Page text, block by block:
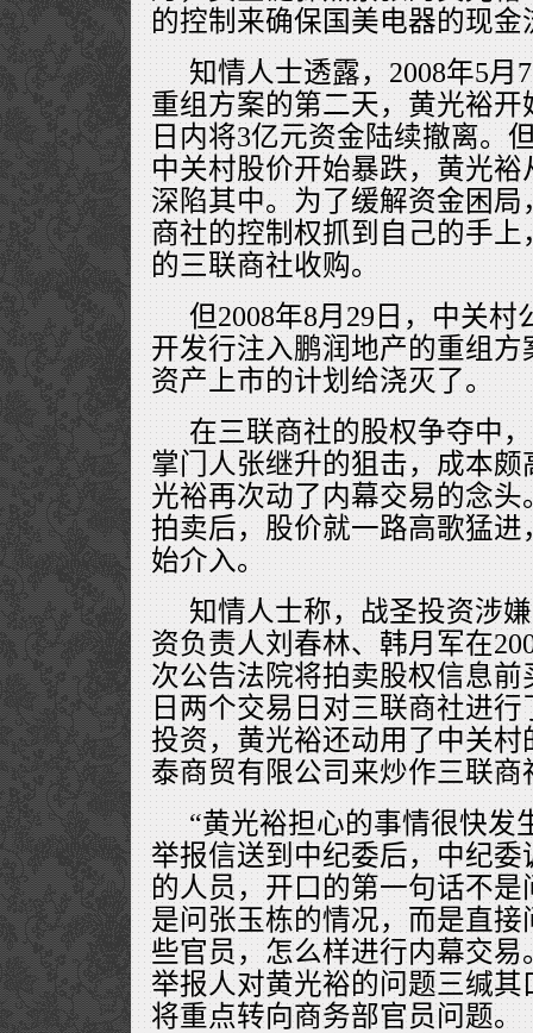
的控制来确保国美电器的现金
知情人士透露，2008年5
重组方案的第二天，黄光裕
日内将3亿元资金陆续撤离。
中关村股价开始暴跌，黄光
深陷其中。为了缓解资金困
商社的控制权抓到自己的手
的三联商社收购。
但2008年8月29日，中关
开发行注入鹏润地产的重组
资产上市的计划给浇灭了。
在三联商社的股权争夺中
掌门人张继升的狙击，成本
光裕再次动了内幕交易的念
拍卖后，股价就一路高歌猛
始介入。
知情人士称，战圣投资涉
资负责人刘春林、韩月军在
次公告法院将拍卖股权信息前
日两个交易日对三联商社进
投资，黄光裕还动用了中关
泰商贸有限公司来炒作三联商
“黄光裕担心的事情很快发
举报信送到中纪委后，中纪
的人员，开口的第一句话不
是问张玉栋的情况，而是直
些官员，怎么样进行内幕交易
举报人对黄光裕的问题三缄
将重点转向商务部官员问题。